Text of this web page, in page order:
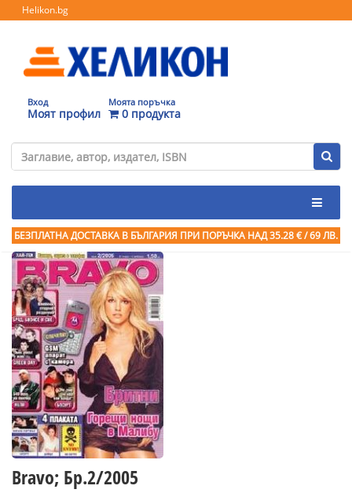
Helikon.bg
Вход
Моят профил
Моята поръчка
0 продукта
БЕЗПЛАТНА ДОСТАВКА В БЪЛГАРИЯ ПРИ ПОРЪЧКА НАД 35.28 € / 69 ЛВ.
Bravo; Бр.2/2005